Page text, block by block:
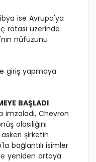
ise Avrupa'ya
rotası üzerinde
nüfuzunu
giriş yapmaya
BAŞLADI
imzaladı, Chevron
olasılığını
askeri şirketin
bağlantılı isimler
yeniden ortaya